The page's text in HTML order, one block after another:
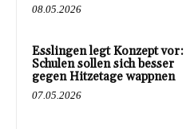
08.05.2026
Esslingen legt Konzept vor:
Schulen sollen sich besser
gegen Hitzetage wappnen
07.05.2026